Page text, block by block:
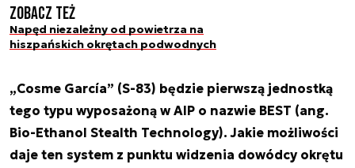
Zobacz też
Napęd niezależny od powietrza na
hiszpańskich okrętach podwodnych
„Cosme García” (S-83) będzie pierwszą jednostką
tego typu wyposażoną w AIP o nazwie BEST (ang.
Bio-Ethanol Stealth Technology). Jakie możliwości
daje ten system z punktu widzenia dowódcy okrętu